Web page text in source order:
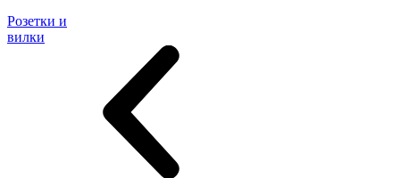
Розетки и
вилки